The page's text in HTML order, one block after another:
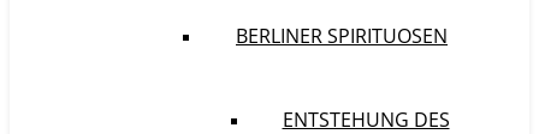
BERLINER SPIRITUOSEN
ENTSTEHUNG DES